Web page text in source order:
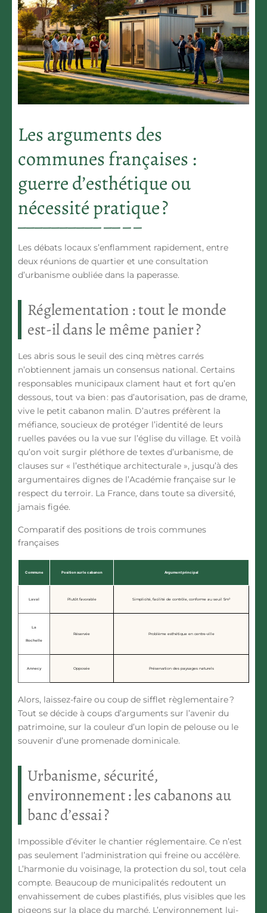
Les arguments des
communes françaises :
guerre d’esthétique ou
nécessité pratique ?
Les débats locaux s’enflamment rapidement, entre
deux réunions de quartier et une consultation
d’urbanisme oubliée dans la paperasse.
Réglementation : tout le monde
est-il dans le même panier ?
Les abris sous le seuil des cinq mètres carrés
n’obtiennent jamais un consensus national. Certains
responsables municipaux clament haut et fort qu’en
dessous, tout va bien : pas d’autorisation, pas de drame,
vive le petit cabanon malin. D’autres préfèrent la
méfiance, soucieux de protéger l’identité de leurs
ruelles pavées ou la vue sur l’église du village. Et voilà
qu’on voit surgir pléthore de textes d’urbanisme, de
clauses sur « l’esthétique architecturale », jusqu’à des
argumentaires dignes de l’Académie française sur le
respect du terroir. La France, dans toute sa diversité,
jamais figée.
Comparatif des positions de trois communes
françaises
Commune Position sur le cabanon Argument principal
Laval Plutôt favorable Simplicité, facilité de contrôle, conforme au seuil 5m²
La
Rochelle
Réservée Problème esthétique en centre-ville
Annecy Opposée Préservation des paysages naturels
Alors, laissez-faire ou coup de sifflet règlementaire ?
Tout se décide à coups d’arguments sur l’avenir du
patrimoine, sur la couleur d’un lopin de pelouse ou le
souvenir d’une promenade dominicale.
Urbanisme, sécurité,
environnement : les cabanons au
banc d’essai ?
Impossible d’éviter le chantier réglementaire. Ce n’est
pas seulement l’administration qui freine ou accélère.
L’harmonie du voisinage, la protection du sol, tout cela
compte. Beaucoup de municipalités redoutent un
envahissement de cubes plastifiés, plus visibles que les
pigeons sur la place du marché. L’environnement lui-